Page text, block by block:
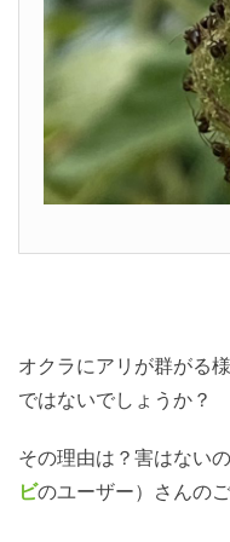
オクラにアリが群がる
ではないでしょうか？
その理由は？害はない
ビのユーザー）さんの